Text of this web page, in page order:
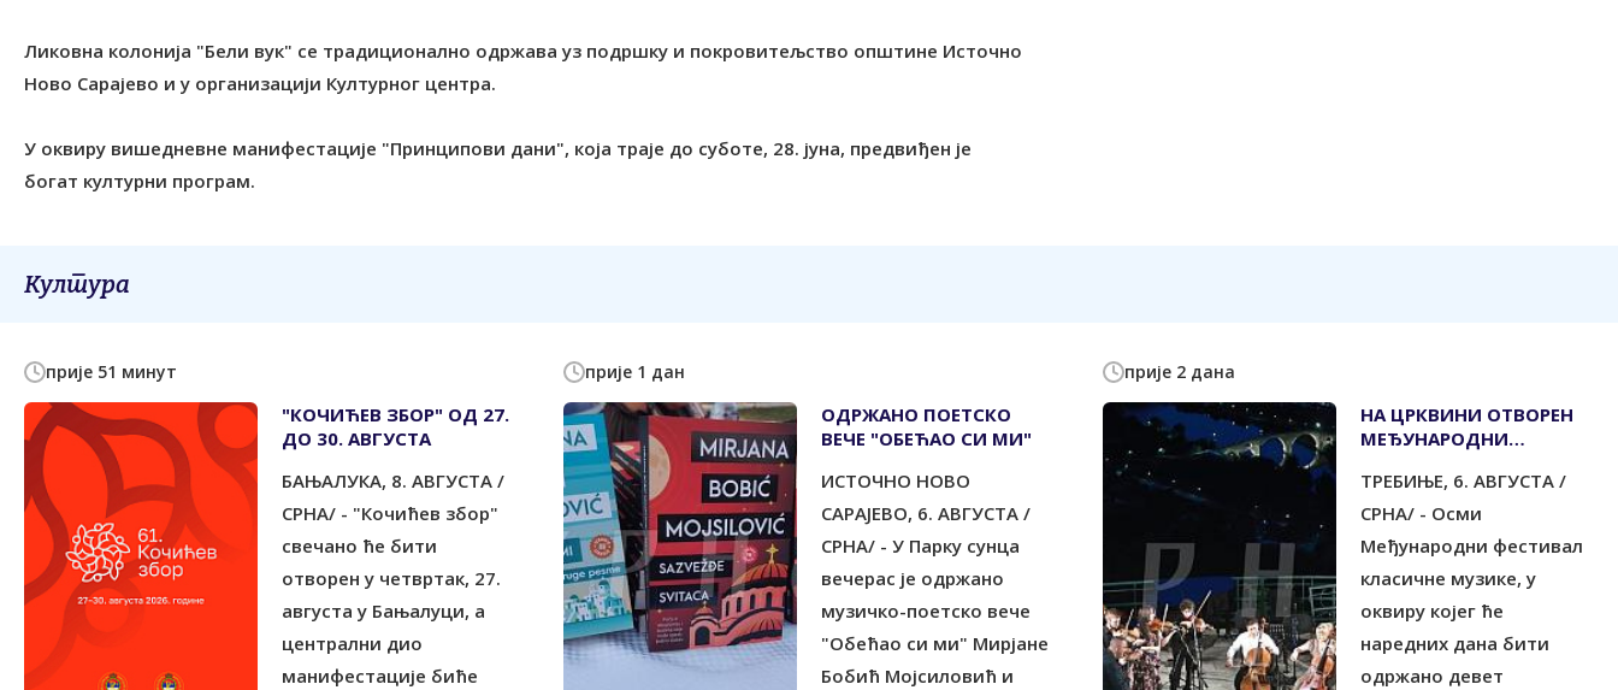
Ликовна колонија "Бели вук" се традиционално одржава уз подршку и покровитељство општине Источно
Ново Сарајево и у организацији Културног центра.
У оквиру вишедневне манифестације "Принципови дани", која траје до суботе, 28. јуна, предвиђен је
богат културни програм.
Култура
прије 51 минут
"КОЧИЋЕВ ЗБОР" ОД 27.
ДО 30. АВГУСТА
БАЊАЛУКА, 8. АВГУСТА /
СРНА/ - "Кочићев збор"
свечано ће бити
отворен у четвртак, 27.
августа у Бањалуци, а
централни дио
манифестације биће
прије 1 дан
ОДРЖАНО ПОЕТСКО
ВЕЧЕ "ОБЕЋАО СИ МИ"
ИСТОЧНО НОВО
САРАЈЕВО, 6. АВГУСТА /
СРНА/ - У Парку сунца
вечерас је одржано
музичко-поетско вече
"Обећао си ми" Мирјане
Бобић Мојсиловић и
прије 2 дана
НА ЦРКВИНИ ОТВОРЕН
МЕЂУНАРОДНИ
МУЗИКЕ
ТРЕБИЊЕ, 6. АВГУСТА /
СРНА/ - Осми
Међународни фестивал
класичне музике, у
оквиру којег ће
наредних дана бити
одржано девет